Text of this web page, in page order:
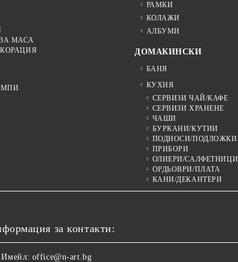
МАСА
РАМКИ
КОЛАЖИ
АЛБУМИ
ДОМАКИНСКИ
БАНЯ
КУХНЯ
СЕРВИЗИ ЧАЙ/КАФЕ
СЕРВИЗИ ХРАНЕНЕ
ЧАШИ
БУРКАНИ/КУТИИ
ПОДНОСИ/ПОДЛОЖКИ
ПРИБОРИ
ОЛИЕРИ/САЛФЕТНИЦИ
ОРДЬОВРИ/ПЛАТА
КАНИ/ДЕКАНТЕРИ
за контакти:
Имейл: office@n-art.bg